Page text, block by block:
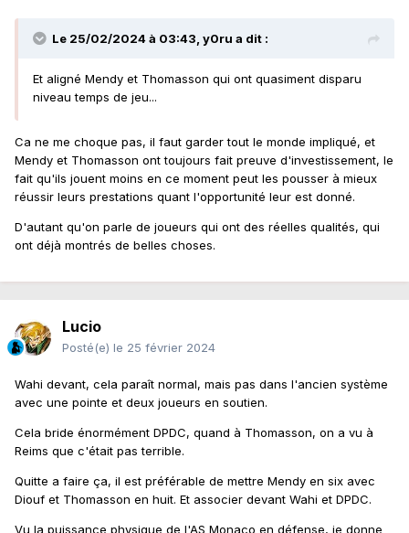
Le 25/02/2024 à 03:43, y0ru a dit :
Et aligné Mendy et Thomasson qui ont quasiment disparu
niveau temps de jeu...
Ca ne me choque pas, il faut garder tout le monde impliqué, et
Mendy et Thomasson ont toujours fait preuve d'investissement, le
fait qu'ils jouent moins en ce moment peut les pousser à mieux
réussir leurs prestations quant l'opportunité leur est donné.
D'autant qu'on parle de joueurs qui ont des réelles qualités, qui
ont déjà montrés de belles choses.
Lucio
Posté(e) le 25 février 2024
Wahi devant, cela paraît normal, mais pas dans l'ancien système
avec une pointe et deux joueurs en soutien.
Cela bride énormément DPDC, quand à Thomasson, on a vu à
Reims que c'était pas terrible.
Quitte a faire ça, il est préférable de mettre Mendy en six avec
Diouf et Thomasson en huit. Et associer devant Wahi et DPDC.
Vu la puissance physique de l'AS Monaco en défense, je donne